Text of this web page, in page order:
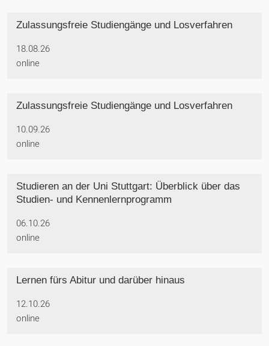
Zulassungsfreie Studiengänge und Losverfahren
18.08.26
online
Zulassungsfreie Studiengänge und Losverfahren
10.09.26
online
Studieren an der Uni Stuttgart: Überblick über das
Studien- und Kennenlernprogramm
06.10.26
online
Lernen fürs Abitur und darüber hinaus
12.10.26
online